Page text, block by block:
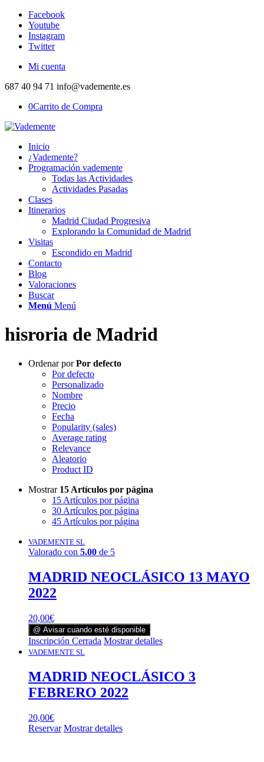
Facebook
Youtube
Instagram
Twitter
Mi cuenta
687 40 94 71 info@vademente.es
0Carrito de Compra
Inicio
¿Vademente?
Programación vademente
Todas las Actividades
Actividades Pasadas
Clases
Itinerarios
Madrid Ciudad Progresiva
Explorando la Comunidad de Madrid
Visitas
Escondido en Madrid
Contacto
Blog
Valoraciones
Buscar
Menú Menú
hisroria de Madrid
Ordenar porPor defecto
Por defecto
Personalizado
Nombre
Precio
Fecha
Popularity (sales)
Average rating
Relevance
Aleatorio
Product ID
Mostrar 15 Artículos por página
15 Artículos por página
30 Artículos por página
45 Artículos por página
VADEMENTE SL
Valorado con 5.00 de 5
MADRID NEOCLÁSICO 13 MAYO
2022
20,00€
@ Avisar cuando esté disponible
Inscripción Cerrada Mostrar detalles
VADEMENTE SL
MADRID NEOCLÁSICO 3
FEBRERO 2022
20,00€
Reservar Mostrar detalles